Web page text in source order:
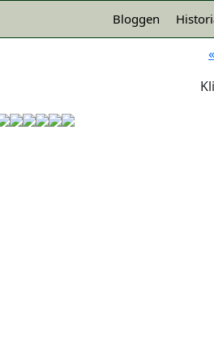
Bloggen
Guérinière - Ridkonsten - Om terre